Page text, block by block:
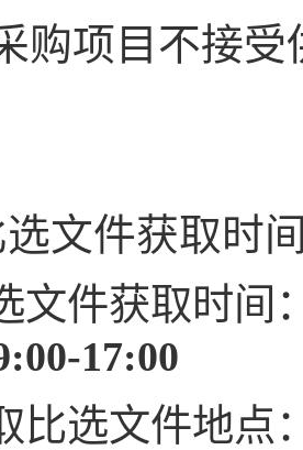
购项目不接
文件获取时
文件获取时间
17:00
比选文件地点